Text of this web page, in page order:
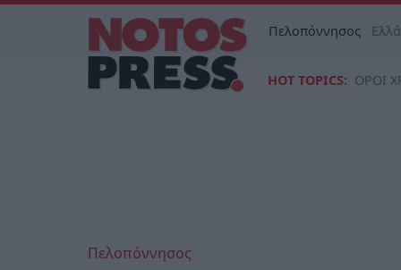
Πελοπόννησος
HOT TOPICS: ΟΡΟΙ
Πελοπόννησος